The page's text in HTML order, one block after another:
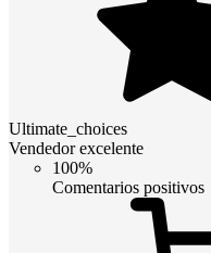
Ultimate_choices
Vendedor excelente
100%
Comentarios positivos